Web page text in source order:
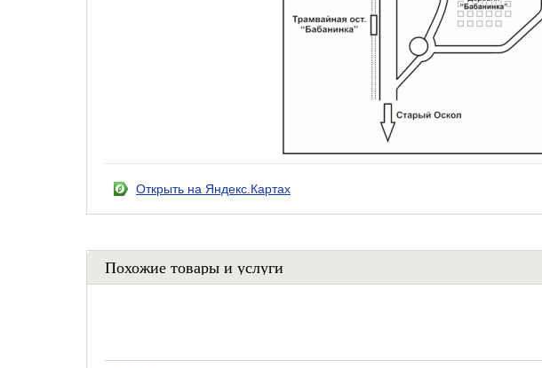
Открыть на Яндекс.Картах
Похожие товары и услуги